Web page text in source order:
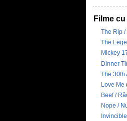
Filme
The Rip /
The
Mickey
Dinner
The 30th
Love Me
Beef /
Nope /
Invincible